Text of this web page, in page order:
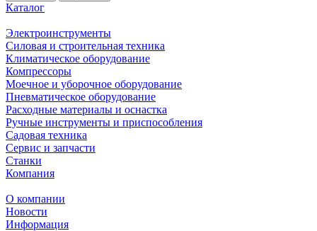
Каталог
Электроинструменты
Силовая и строительная техника
Климатическое оборудование
Компрессоры
Моечное и уборочное оборудование
Пневматическое оборудование
Расходные материалы и оснастка
Ручные инструменты и приспособления
Садовая техника
Сервис и запчасти
Станки
Компания
О компании
Новости
Информация